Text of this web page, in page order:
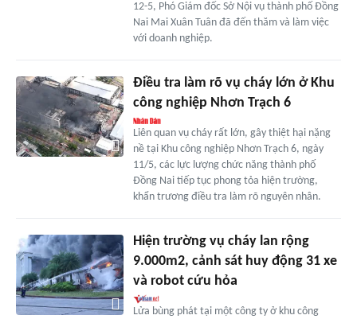
12-5, Phó Giám đốc Sở Nội vụ thành phố Đồng
Nai Mai Xuân Tuân đã đến thăm và làm việc
với doanh nghiệp.
Điều tra làm rõ vụ cháy lớn ở Khu
công nghiệp Nhơn Trạch 6
Liên quan vụ cháy rất lớn, gây thiệt hại nặng
nề tại Khu công nghiệp Nhơn Trạch 6, ngày
11/5, các lực lượng chức năng thành phố
Đồng Nai tiếp tục phong tỏa hiện trường,
khẩn trương điều tra làm rõ nguyên nhân.
Hiện trường vụ cháy lan rộng
9.000m2, cảnh sát huy động 31 xe
và robot cứu hỏa
Lửa bùng phát tại một công ty ở khu công